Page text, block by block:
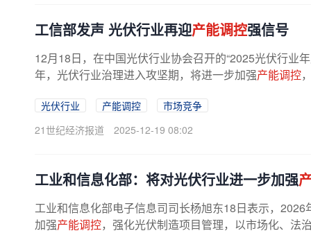
工信部发声 光伏行业再迎产能调控强信号
12月18日，在中国光伏行业协会召开的“2025光伏行业
年，光伏行业治理进入攻坚期，将进一步加强产能调控
光伏行业 产能调控
市场竞争
21世纪经济报道
2025-12-19 08:02
工业和信息化部：将对光伏行业进一步加强
工业和信息化部电子信息司司长杨旭东18日表示，
加强产能调控，强化光伏制造项目管理，以市场化、法